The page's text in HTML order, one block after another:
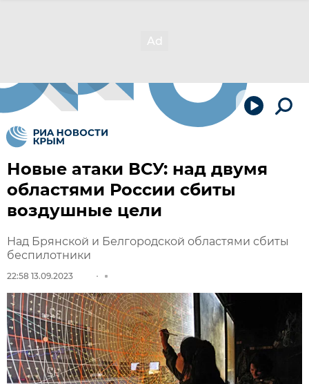
Новые атаки ВСУ: над двумя
областями России сбиты
воздушные цели
Над Брянской и Белгородской областями сбиты
беспилотники
22:58 13.09.2023